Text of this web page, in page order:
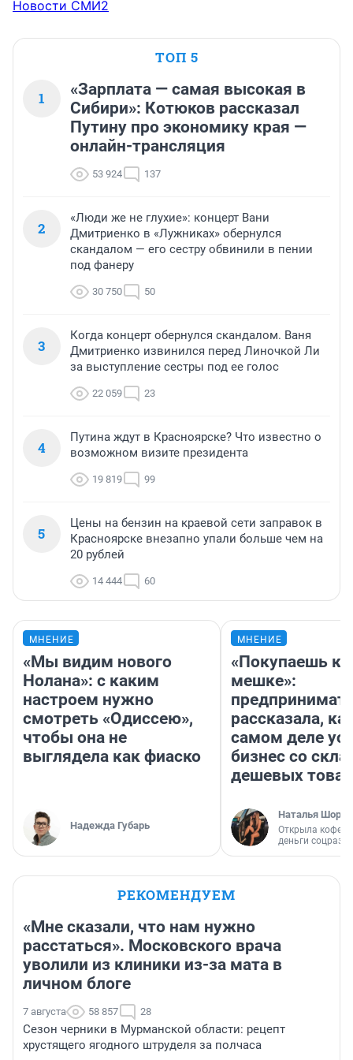
Новости СМИ2
ТОП 5
1
«Зарплата — самая высокая в
Сибири»: Котюков рассказал
Путину про экономику края —
онлайн-трансляция
53 924 137
2
«Люди же не глухие»: концерт Вани
Дмитриенко в «Лужниках» обернулся
скандалом — его сестру обвинили в пении
под фанеру
30 750 50
3
Когда концерт обернулся скандалом. Ваня
Дмитриенко извинился перед Линочкой Ли
за выступление сестры под ее голос
22 059 23
4
Путина ждут в Красноярске? Что известно о
возможном визите президента
19 819 99
5
Цены на бензин на краевой сети заправок в
Красноярске внезапно упали больше чем на
20 рублей
14 444 60
МНЕНИЕ
«Мы видим нового
Нолана»: с каким
настроем нужно
смотреть «Одиссею»,
чтобы она не
выглядела как фиаско
Надежда Губарь
МНЕНИЕ
«Покупаешь
мешке»:
рассказала,
самом деле
бизнес со
дешевых
Наталья
Открыла
деньги
РЕКОМЕНДУЕМ
«Мне сказали, что нам нужно
расстаться». Московского врача
уволили из клиники из-за мата в
личном блоге
7 августа 58 857 28
Сезон черники в Мурманской области: рецепт
хрустящего ягодного штруделя за полчаса